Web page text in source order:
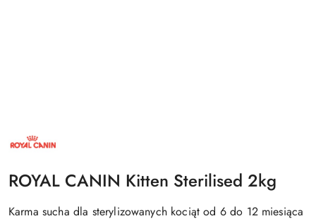
NAZWA
PRODUCENTA:
ROYAL CANIN Kitten Sterilised 2kg
Karma sucha dla sterylizowanych kociąt od 6 do 12 miesiąca